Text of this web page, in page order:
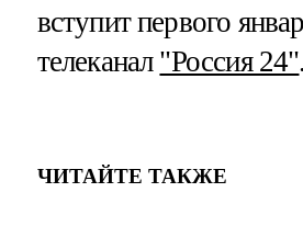
вступит первого
телеканал "Россия 24".
ЧИТАЙТЕ ТАКЖЕ